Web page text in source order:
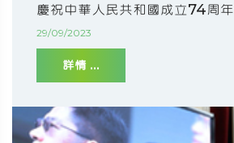
慶祝中華人民共和國成立74周年
29/09/2023
詳情 ...